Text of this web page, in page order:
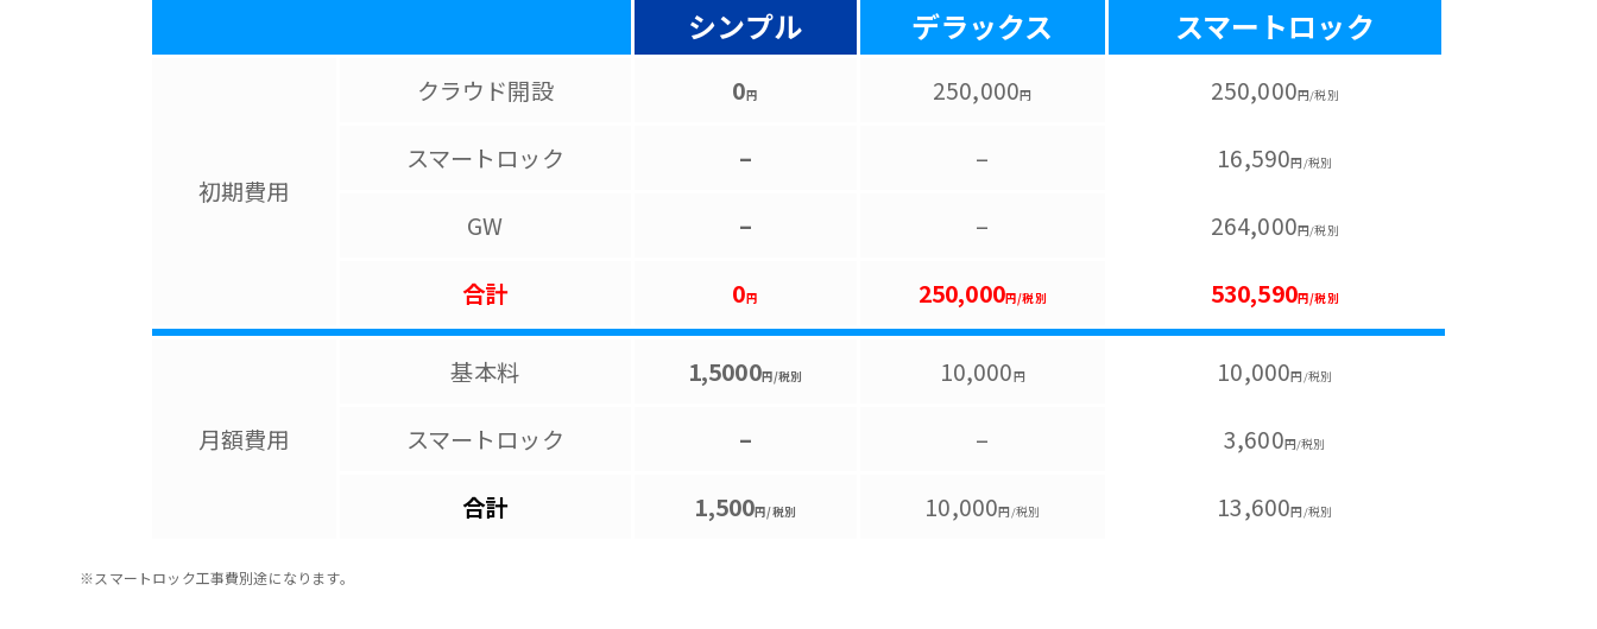
シンプル デラックス スマートロック
初期費用
クラウド開設 0円 250,000円 250,000円/税別
スマートロック – – 16,590円/税別
GW – – 264,000円/税別
合計 0円 250,000円/税別 530,590円/税別
月額費用
基本料 1,5000円/税別 10,000円 10,000円/税別
スマートロック – – 3,600円/税別
合計 1,500円/税別 10,000円/税別 13,600円/税別
※スマートロック工事費別途になります。